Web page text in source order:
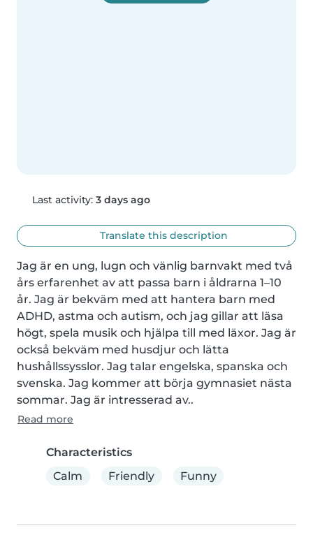
Last activity: 3 days ago
Translate this description
Jag är en ung, lugn och vänlig barnvakt med två
års erfarenhet av att passa barn i åldrarna 1–10
år. Jag är bekväm med att hantera barn med
ADHD, astma och autism, och jag gillar att läsa
högt, spela musik och hjälpa till med läxor. Jag är
också bekväm med husdjur och lätta
hushållssysslor. Jag talar engelska, spanska och
svenska. Jag kommer att börja gymnasiet nästa
sommar. Jag är intresserad av..
Read more
Characteristics
Calm
Friendly Funny